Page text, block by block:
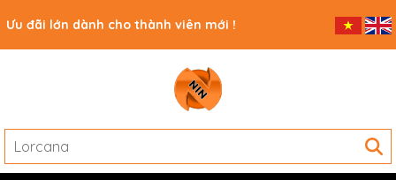
Ưu đãi lớn dành cho thành viên mới !